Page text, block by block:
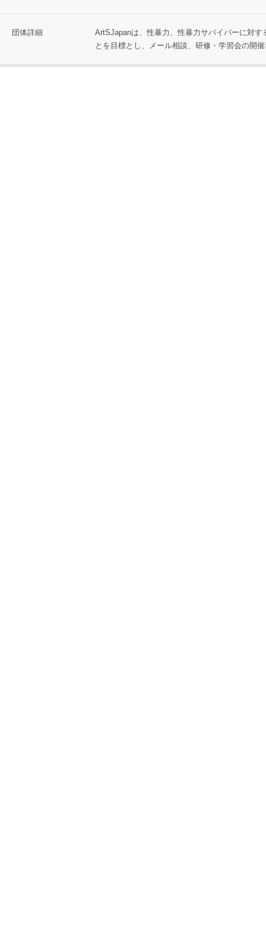
団体詳細
ArtSJapanは、性暴力、性暴力サバイバーに対
とを目標とし、メール相談、研修・学習会の開